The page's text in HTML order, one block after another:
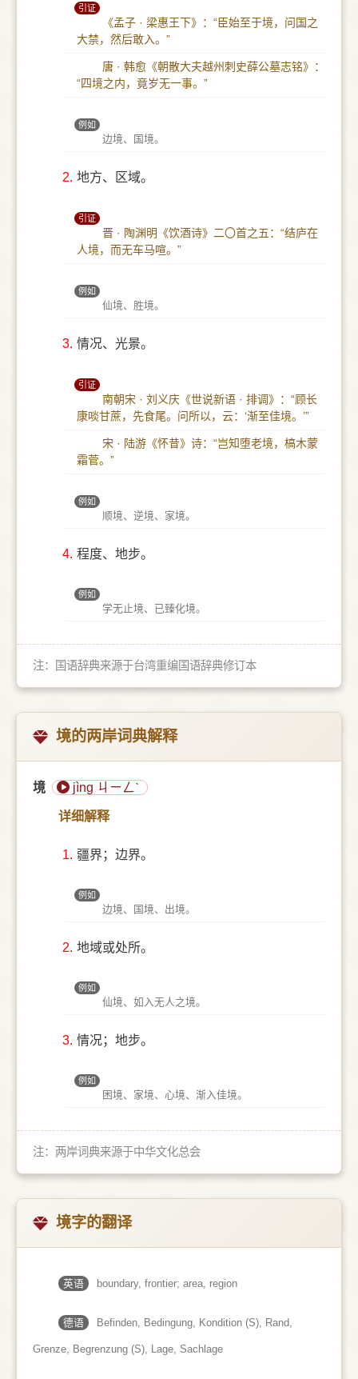
引证
《孟子 · 梁惠王下》：“臣始至于境，问国之
大禁，然后敢入。”
唐 · 韩愈《朝散大夫越州刺史薛公墓志铭》：
“四境之内，竟岁无一事。”
例如
边境、国境。
2. 地方、区域。
引证
晋 · 陶渊明《饮酒诗》二〇首之五：“结庐在
人境，而无车马喧。”
例如
仙境、胜境。
3. 情况、光景。
引证
南朝宋 · 刘义庆《世说新语 · 排调》：“顾长
康啖甘蔗，先食尾。问所以，云：‘渐至佳境。’”
宋 · 陆游《怀昔》诗：“岂知堕老境，槁木蒙
霜菅。”
例如
顺境、逆境、家境。
4. 程度、地步。
例如
学无止境、已臻化境。
注：国语辞典来源于台湾重编国语辞典修订本
境的两岸词典解释
境 jìng ㄐㄧㄥˋ
详细解释
1. 疆界；边界。
例如
边境、国境、出境。
2. 地域或处所。
例如
仙境、如入无人之境。
3. 情况；地步。
例如
困境、家境、心境、渐入佳境。
注：两岸词典来源于中华文化总会
境字的翻译
英语 boundary, frontier; area, region
德语 Befinden, Bedingung, Kondition (S)​, Rand,
Grenze, Begrenzung (S)​, Lage, Sachlage